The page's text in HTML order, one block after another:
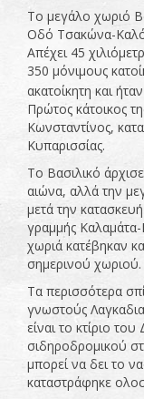
Το μεγάλο χωριό
Οδό Τσακώνα-
Απέχει 45
350 μόνιμους
ακατοίκητη και
Πρώτος κάτοικος
Κωνσταντίνος,
Κυπαρισσίας.
Το Βασιλικό
αιώνα, αλλά την
μετά την
γραμμής
χωριά κατέβηκαν
σημερινού χωριού.
Τα περισσότερα
γνωστούς
είναι το κτίριο
σιδηροδρομικού
μπορεί να δει το
καταστράφηκε